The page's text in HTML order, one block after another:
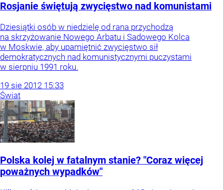
Rosjanie świętują zwycięstwo nad komunistami
Dziesiątki osób w niedzielę od rana przychodzą
na skrzyżowanie Nowego Arbatu i Sadowego Kolca
w Moskwie, aby upamiętnić zwycięstwo sił
demokratycznych nad komunistycznymi puczystami
w sierpniu 1991 roku.
19 sie 2012 15:33
Świat
Polska kolej w fatalnym stanie? "Coraz więcej
poważnych wypadków"